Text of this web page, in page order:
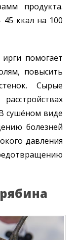
продукта.
45 ккал на 100
помогает
повысить
Сырые
сушёном виде
болезней
давления